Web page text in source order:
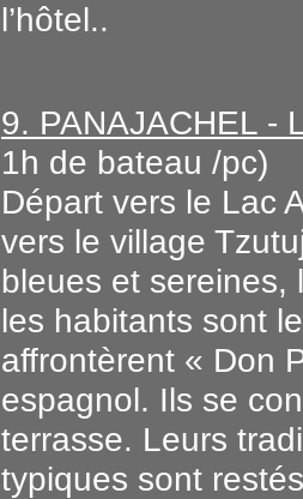
l’hôtel..
9. PANAJACHEL -
1h de bateau /pc)
Départ vers le Lac
vers le village
bleues et sereines,
les habitants sont
affrontèrent « Don
espagnol. Ils se
terrasse. Leurs
typiques sont